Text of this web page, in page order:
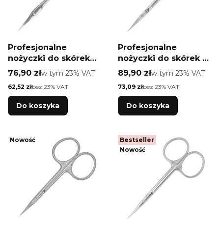
Profesjonalne
nożyczki do skórek
ballerina Staleks Pro
Uniq 10 TYPE 3
Cena brutto
76,90 złw tym %s VAT
w tym 23% VAT
Cena netto
62,52 złbez 23% VAT
Do koszyka
Profesjonalne
nożyczki do skórek z
haczykiem Staleks
Pro Exclusive 21 TYPE
1 magnolia
Cena brutto
89,90 złw tym %s VAT
w tym 23% VAT
Cena netto
73,09 złbez 23% VAT
Do koszyka
Nowość
Bestseller
Nowość